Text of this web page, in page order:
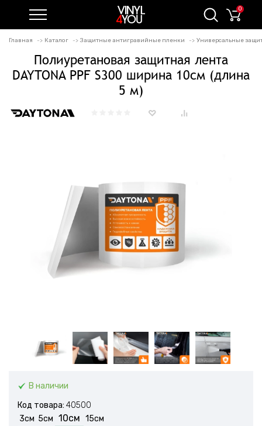
0
Главная Каталог Защитные антигравийные пленки Универсальные
Полиуретановая защитная лента
DAYTONA PPF S300 ширина 10см (длина
5 м)
В наличии
Код товара: 40500
3см 5см 10см 15см